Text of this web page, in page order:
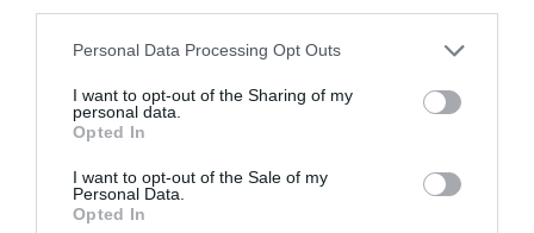
Please note that this website/app uses one or more Google
not limited to your visit or usage behaviour. You may click to
grant or deny consent to Google and its third-party tags to
use your data for below specified purposes in below Google
consent section.
Personal Data Processing Opt Outs
I want to opt-out of the Sharing of my
personal data.
Opted In
I want to opt-out of the Sale of my
Personal Data.
Opted In
Yeastar P550 σε ενεργό μέρος της διαχείρισης του
ξενοδοχείου. Προσφέρει μια ισχυρή σουίτα
χαρακτηριστικών φιλοξενίας και επιτρέπει τη
δωματίων, check-in/check out επισκεπτών και άλλες
καθημερινές ξενοδοχειακές λειτουργίες με